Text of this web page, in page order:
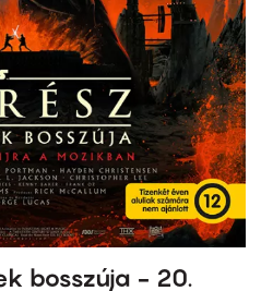
bosszúja - 20.